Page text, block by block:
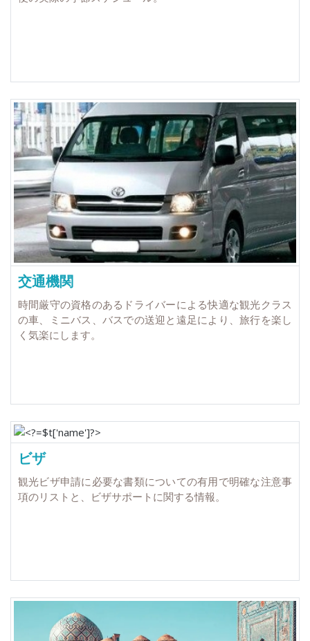
交通機関
時間厳守の資格のあるドライバーによる快適な観光クラス
の車、ミニバス、バスでの送迎と遠足により、旅行を楽し
く気楽にします。
ビザ
観光ビザ申請に必要な書類についての有用で明確な注意事
項のリストと、ビザサポートに関する情報。